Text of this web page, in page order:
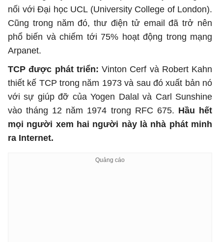
nối với Đại học UCL (University College of London).
Cũng trong năm đó, thư điện tử email đã trở nên
phổ biến và chiếm tới 75% hoạt động trong mạng
Arpanet.
TCP được phát triển: Vinton Cerf và Robert Kahn
thiết kế TCP trong năm 1973 và sau đó xuất bản nó
với sự giúp đỡ của Yogen Dalal và Carl Sunshine
vào tháng 12 năm 1974 trong RFC 675. Hầu hết
mọi người xem hai người này là nhà phát minh
ra Internet.